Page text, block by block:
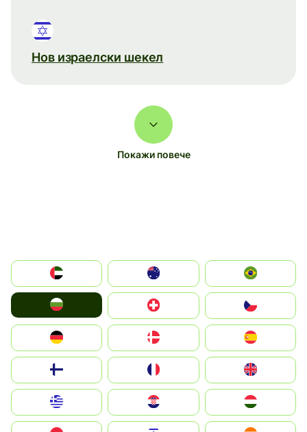
Нов израелски шекел
Покажи повече
الإمارات العربية المتحدة
Switzerland
Deutschland
United Kingdom
Magyarország